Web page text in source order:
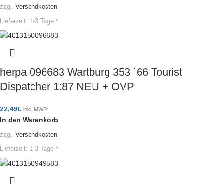
zzgl. Versandkosten
Lieferzeit: 1-3 Tage *
herpa 096683 Wartburg 353 ´66 Tourist
Dispatcher 1:87 NEU + OVP
22,49€ inkl. MWSt.
In den Warenkorb
zzgl. Versandkosten
Lieferzeit: 1-3 Tage *